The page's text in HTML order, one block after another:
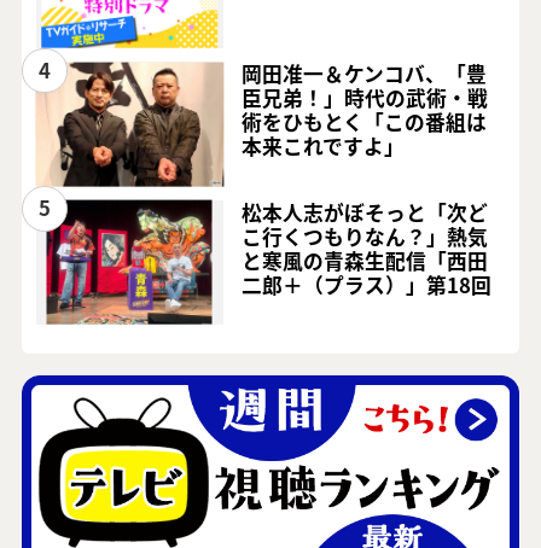
4
岡田准一＆ケンコバ、「豊
臣兄弟！」時代の武術・戦
術をひもとく「この番組は
本来これですよ」
5
松本人志がぼそっと「次ど
こ行くつもりなん？」熱気
と寒風の青森生配信「西田
二郎＋（プラス）」第18回